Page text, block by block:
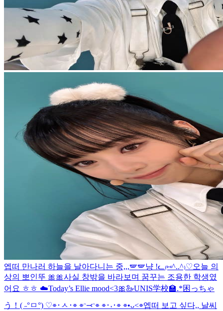
엡떠 만나러 하늘을 날아다니는 중,,,🪽🪽냥 !ᓚ₍⑅^..^₎♡오늘 의
상의 뽀인뚜 🎀🎀사실 창밖을 바라보며 꿈꾸는 조용한 학생였
어요 ㅎㅎ ☁️Today’s Ellie mood<3🎀🦢UNIS学校🏫.*困っちゃ
う！( ˶°ㅁ°) ♡⌯･ㅅ･⌯ ⌯ᵔ⤙ᵔ⌯ ⌯･˕･⌯ ⌯•ᴗ<⌯엡떠 보고 싶다,, 날씨